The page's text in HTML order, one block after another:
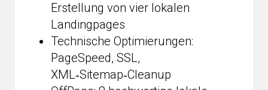
Erstellung von vier lokalen
Landingpages
Technische Optimierungen:
PageSpeed, SSL,
XML‑Sitemap‑Cleanup